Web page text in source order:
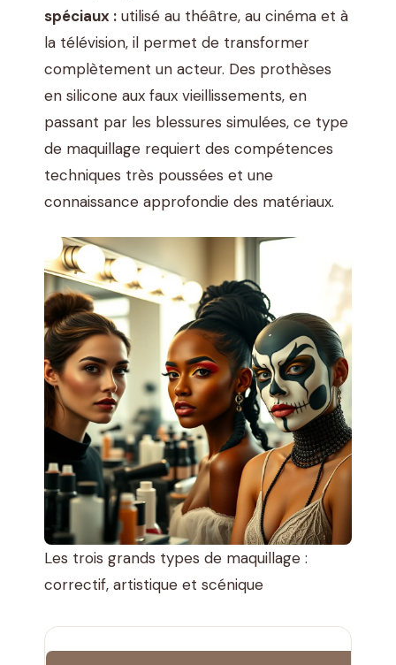
spéciaux : utilisé au théâtre, au cinéma et à
la télévision, il permet de transformer
complètement un acteur. Des prothèses
en silicone aux faux vieillissements, en
passant par les blessures simulées, ce type
de maquillage requiert des compétences
techniques très poussées et une
connaissance approfondie des matériaux.
Les trois grands types de maquillage :
correctif, artistique et scénique